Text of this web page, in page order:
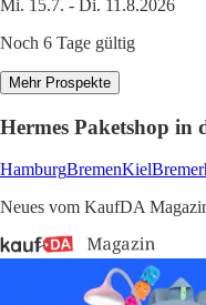
Mi. 15.7. - Di. 11.8.2026
Noch 6 Tage gültig
Mehr Prospekte
Hermes Paketshop in
HamburgBremenKiel
Neues vom KaufDA